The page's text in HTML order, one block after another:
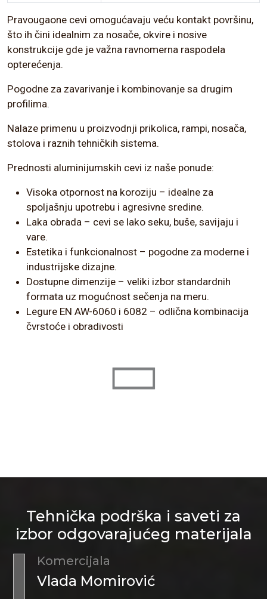
Pravougaone cevi omogućavaju veću kontakt površinu,
što ih čini idealnim za nosače, okvire i nosive
konstrukcije gde je važna ravnomerna raspodela
opterećenja.
Pogodne za zavarivanje i kombinovanje sa drugim
profilima.
Nalaze primenu u proizvodnji prikolica, rampi, nosača,
stolova i raznih tehničkih sistema.
Prednosti aluminijumskih cevi iz naše ponude:
Visoka otpornost na koroziju – idealne za
spoljašnju upotrebu i agresivne sredine.
Laka obrada – cevi se lako seku, buše, savijaju i
vare.
Estetika i funkcionalnost – pogodne za moderne i
industrijske dizajne.
Dostupne dimenzije – veliki izbor standardnih
formata uz mogućnost sečenja na meru.
Legure EN AW-6060 i 6082 – odlična kombinacija
čvrstoće i obradivosti
Tehnička podrška i saveti za
izbor odgovarajućeg materijala
Komercijala
Vlada Momirović